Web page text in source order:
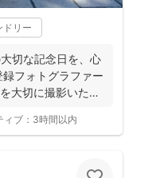
ドリー
切な記念日を、心
フォトグラファー
大切に撮影いたし
ブ： 3時間以内